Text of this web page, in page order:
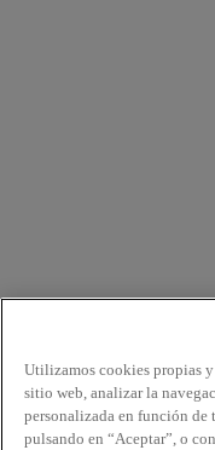
Utilizamos cookies propias
sitio web, analizar la
personalizada en función de
pulsando en “Aceptar”, o